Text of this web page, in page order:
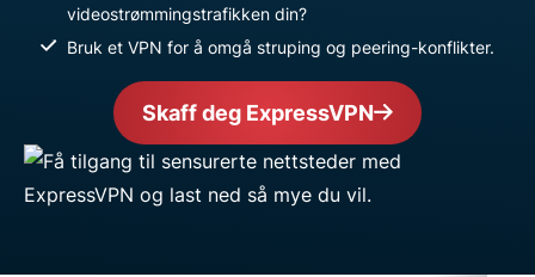
videostrømmingstrafikken din?
Bruk et VPN for å omgå struping og peering-konflikter.
Skaff deg ExpressVPN